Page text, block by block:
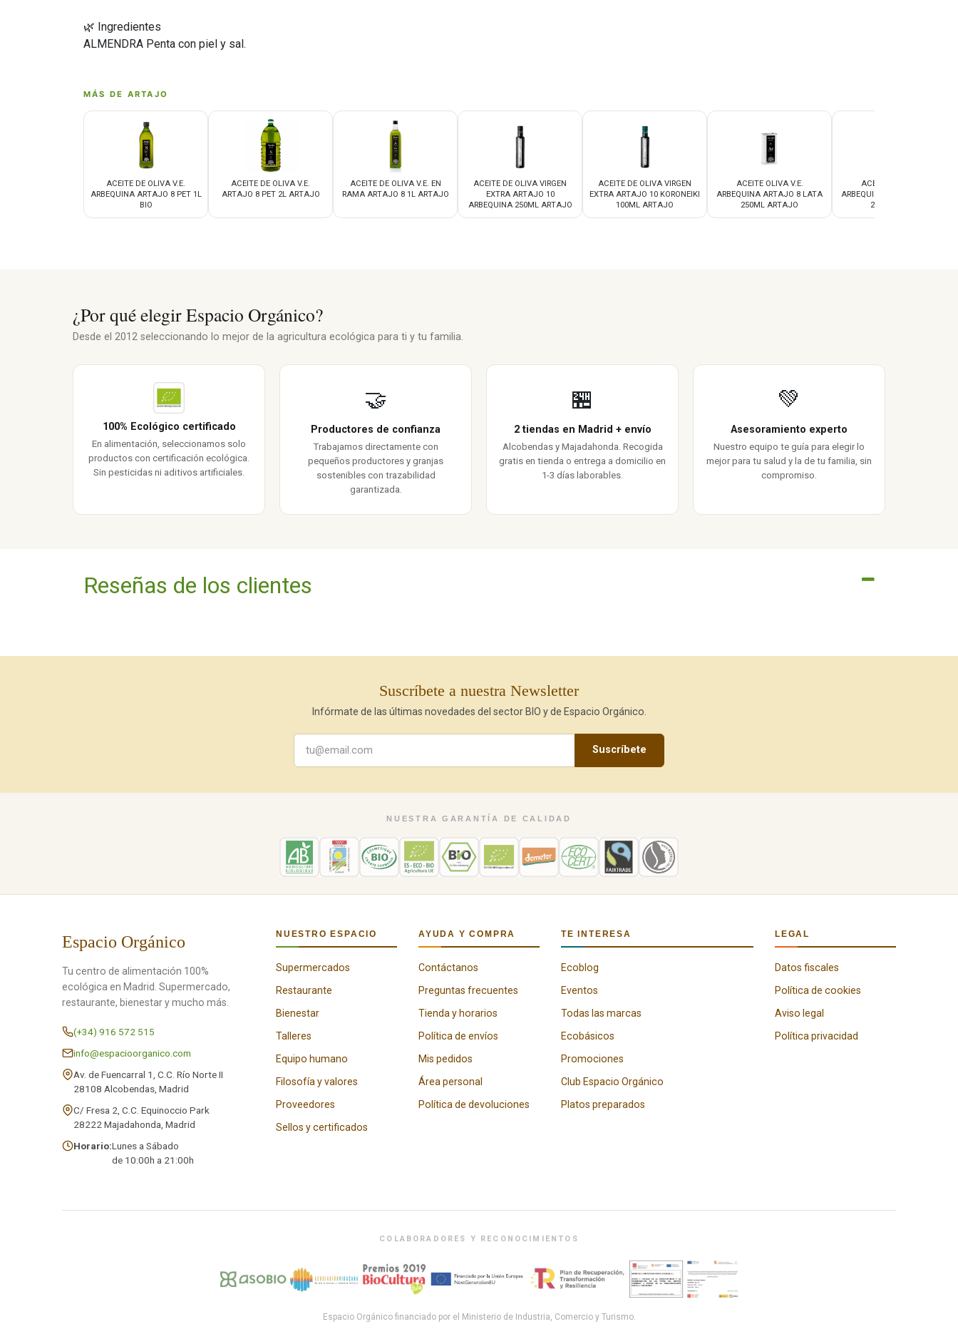
🌿 Ingredientes
ALMENDRA Penta con piel y sal.
MÁS DE ARTAJO
ACEITE DE OLIVA V.E.
ARBEQUINA ARTAJO 8 PET 1L
BIO
ACEITE DE OLIVA V.E.
ARTAJO 8 PET 2L ARTAJO
ACEITE DE OLIVA V.E. EN
RAMA ARTAJO 8 1L ARTAJO
ACEITE DE OLIVA VIRGEN
EXTRA ARTAJO 10
ARBEQUINA 250ML ARTAJO
ACEITE DE OLIVA VIRGEN
EXTRA ARTAJO 10 KORONEIKI
100ML ARTAJO
ACEITE OLIVA V.E.
ARBEQUINA ARTAJO 8 LATA
250ML ARTAJO
ACEITE OLIVA V.E.
ARBEQUINA ARTAJO 8 LATA
2,5L ARTAJO
¿Por qué elegir Espacio Orgánico?
Desde el 2012 seleccionando lo mejor de la agricultura ecológica para ti y tu familia.
100% Ecológico certificado
En alimentación, seleccionamos solo
productos con certificación ecológica.
Sin pesticidas ni aditivos artificiales.
🤝
Productores de confianza
Trabajamos directamente con
pequeños productores y granjas
sostenibles con trazabilidad
garantizada.
🏪
2 tiendas en Madrid + envío
Alcobendas y Majadahonda. Recogida
gratis en tienda o entrega a domicilio en
1-3 días laborables.
💚
Asesoramiento experto
Nuestro equipo te guía para elegir lo
mejor para tu salud y la de tu familia, sin
compromiso.
Reseñas de los clientes
Suscríbete a nuestra Newsletter
Infórmate de las últimas novedades del sector BIO y de Espacio Orgánico.
Suscríbete
NUESTRA GARANTÍA DE CALIDAD
Espacio Orgánico
Tu centro de alimentación 100%
ecológica en Madrid. Supermercado,
restaurante, bienestar y mucho más.
(+34) 916 572 515
info@espacioorganico.com
Av. de Fuencarral 1, C.C. Río Norte II
28108 Alcobendas, Madrid
C/ Fresa 2, C.C. Equinoccio Park
28222 Majadahonda, Madrid
Horario:Lunes a Sábado
de 10:00h a 21:00h
NUESTRO ESPACIO
Supermercados
Restaurante
Bienestar
Talleres
Equipo humano
Filosofía y valores
Proveedores
Sellos y certificados
AYUDA Y COMPRA
Contáctanos
Preguntas frecuentes
Tienda y horarios
Política de envíos
Mis pedidos
Área personal
Política de devoluciones
TE INTERESA
Ecoblog
Eventos
Todas las marcas
Ecobásicos
Promociones
Club Espacio Orgánico
Platos preparados
LEGAL
Datos fiscales
Política de cookies
Aviso legal
Política privacidad
COLABORADORES Y RECONOCIMIENTOS
Espacio Orgánico financiado por el Ministerio de Industria, Comercio y Turismo.